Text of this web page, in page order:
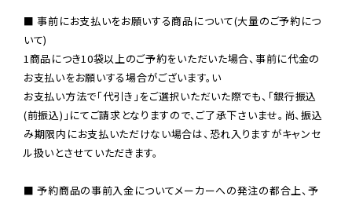
■ 事前にお支払いをお願いする商品について(大量のご予約につ
いて)
1商品につき10袋以上のご予約をいただいた場合、事前に代金の
お支払いをお願いする場合がございます。い
お支払い方法で「代引き」をご選択いただいた際でも、「銀行振込
(前振込)」にてご請求となりますので、ご了承下さいませ。尚、振込
み期限内にお支払いただけない場合は、恐れ入りますがキャンセ
ル扱いとさせていただきます。
■ 予約商品の事前入金についてメーカーへの発注の都合上、予